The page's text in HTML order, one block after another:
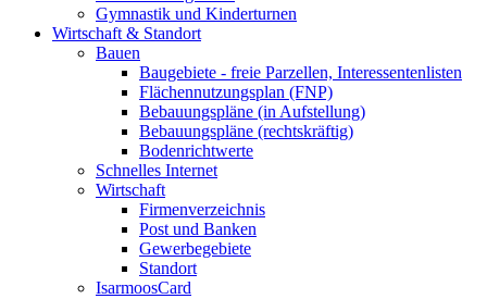
Gymnastik und Kinderturnen
Wirtschaft & Standort
Bauen
Baugebiete - freie Parzellen, Interessentenlisten
Flächennutzungsplan (FNP)
Bebauungspläne (in Aufstellung)
Bebauungspläne (rechtskräftig)
Bodenrichtwerte
Schnelles Internet
Wirtschaft
Firmenverzeichnis
Post und Banken
Gewerbegebiete
Standort
IsarmoosCard